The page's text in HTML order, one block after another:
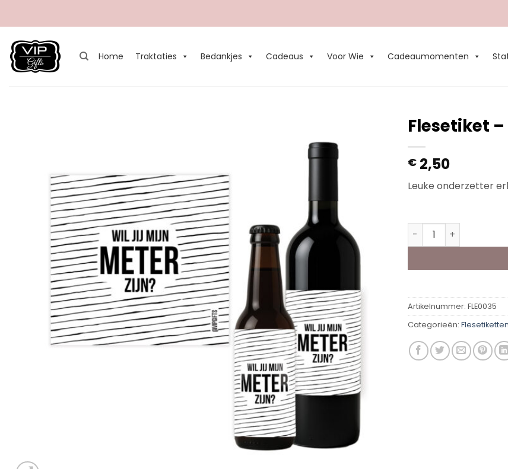
Home Traktaties Bedankjes Cadeaus Voor Wie Cadeaumomenten
Flesetiket
€ 2,50
Leuke onderzetter
Flesetiket - Meter
Artikelnummer: FLE0035
Categorieën: Flesetiketten